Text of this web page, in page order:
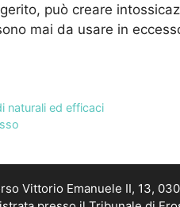
può creare
mai da usare in
naturali ed efficaci
Vittorio Emanuele II, 13,